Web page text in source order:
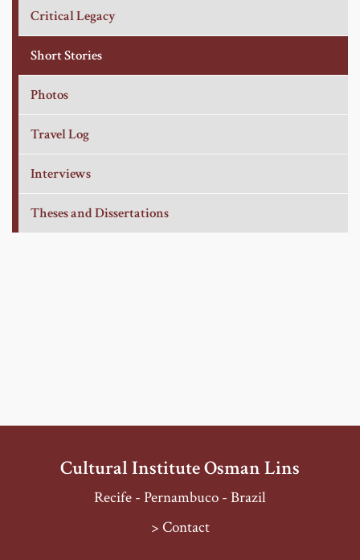
Critical Legacy
Short Stories
Photos
Travel Log
Interviews
Theses and Dissertations
Cultural Institute Osman Lins
Recife - Pernambuco - Brazil
> Contact